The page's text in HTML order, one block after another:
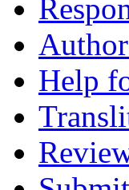
Help